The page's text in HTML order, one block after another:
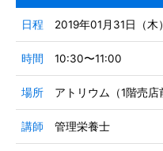
日程 2019年01月31日（木）
時間 10:30〜11:00
場所 アトリウム（1階売店
講師 管理栄養士